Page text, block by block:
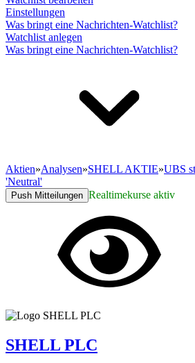
Einstellungen
Was bringt eine Nachrichten-Watchlist?
Watchlist anlegen
Was bringt eine Nachrichten-Watchlist?
Aktien»Analysen»SHELL AKTIE»UBS
'Neutral'
Push Mitteilungen Realtimekurse aktiv
SHELL PLC